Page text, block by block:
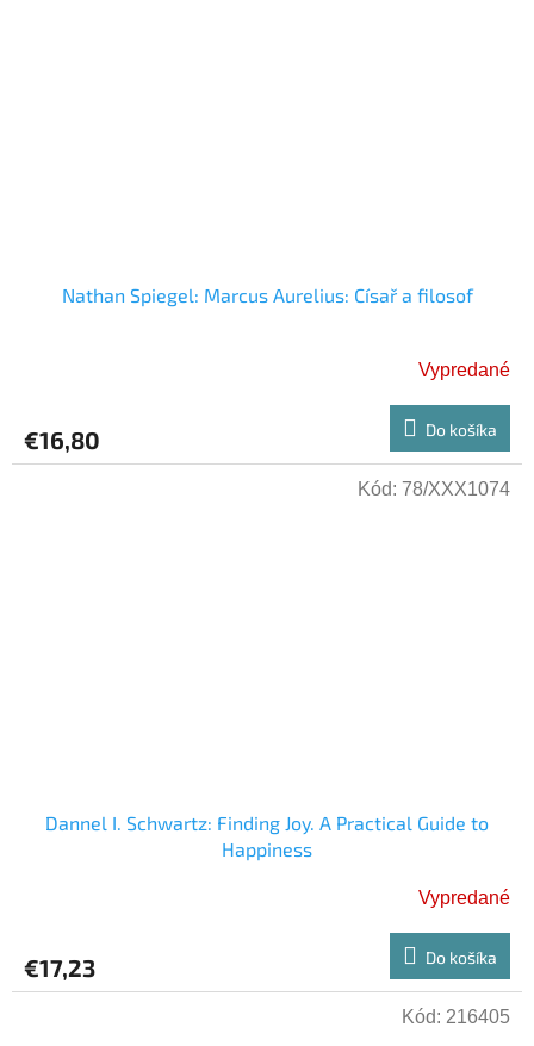
Nathan Spiegel: Marcus Aurelius: Císař a filosof
Vypredané
€16,80 Do košíka
Dannel I. Schwartz: Finding Joy. A Practical Guide to
Happiness
Vypredané
€17,23 Do košíka
Kód: 78/XXX1074
Kód: 216405